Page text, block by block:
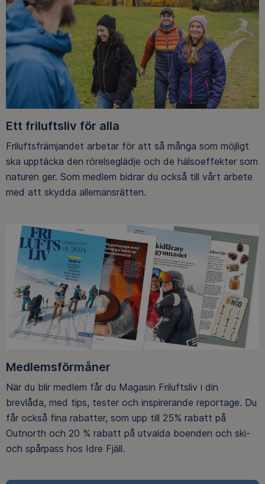
Ett friluftsliv för alla
Friluftsfrämjandet arbetar för att så många som möjligt
ska upptäcka den rörelseglädje och de hälsoeffekter som
naturen ger. Som medlem bidrar du också till vårt arbete
med att skydda allemansrätten.
Medlemsförmåner
När du blir medlem får du Magasin Friluftsliv i din
brevlåda, med tips, tester och inspirerande reportage. Du
får också fina rabatter, som upp till 25% rabatt på
Outnorth och 20 % rabatt på utvalda boenden och ski-
och spårpass hos Idre Fjäll.